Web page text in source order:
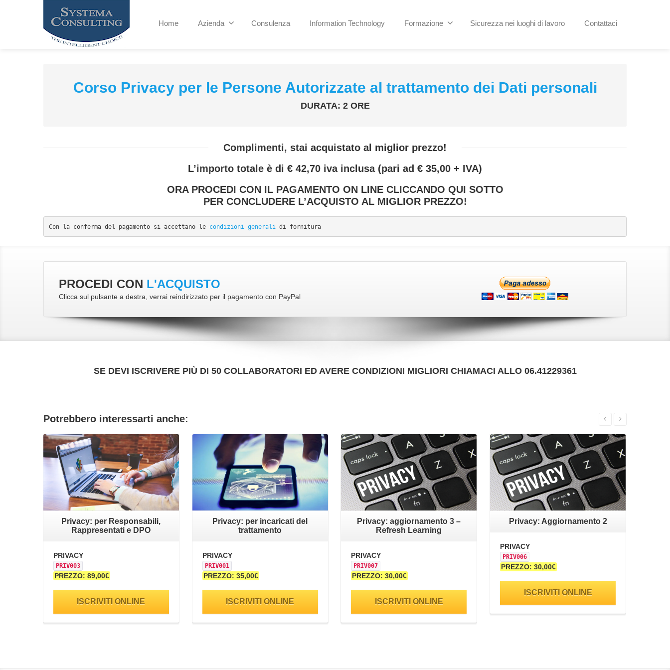
Home Azienda Consulenza Information Technology Formazione Sicurezza nei luoghi di lavoro Contattaci
Corso Privacy per le Persone Autorizzate al trattamento dei Dati personali
DURATA: 2 ORE
Complimenti, stai acquistato al miglior prezzo!
L’importo totale è di € 42,70 iva inclusa (pari ad € 35,00 + IVA)
ORA PROCEDI CON IL PAGAMENTO ON LINE CLICCANDO QUI SOTTO
PER CONCLUDERE L’ACQUISTO AL MIGLIOR PREZZO!
Con la conferma del pagamento si accettano le condizioni generali di fornitura
PROCEDI CON L'ACQUISTO
Clicca sul pulsante a destra, verrai reindirizzato per il pagamento con PayPal
SE DEVI ISCRIVERE PIÙ DI 50 COLLABORATORI ED AVERE CONDIZIONI MIGLIORI CHIAMACI ALLO 06.41229361
Potrebbero interessarti anche:
VAI ALLA SCHEDA
Privacy: per Responsabili,
Rappresentati e DPO
PRIVACY
PRIV003
PREZZO: 89,00€
ISCRIVITI ONLINE
Privacy: per incaricati del
trattamento
PRIVACY
PRIV001
PREZZO: 35,00€
ISCRIVITI ONLINE
Privacy: aggiornamento 3 –
Refresh Learning
PRIVACY
PRIV007
PREZZO: 30,00€
ISCRIVITI ONLINE
Privacy: Aggiornamento 2
PRIVACY
PRIV006
PREZZO: 30,00€
ISCRIVITI ONLINE